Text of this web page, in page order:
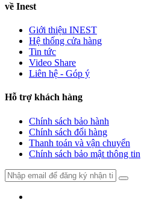
về Inest
Giới thiệu INEST
Hệ thống cửa hàng
Tin tức
Video Share
Liên hệ - Góp ý
Hỗ trợ khách hàng
Chính sách bảo hành
Chính sách đổi hàng
Thanh toán và vận chuyển
Chính sách bảo mật thông tin